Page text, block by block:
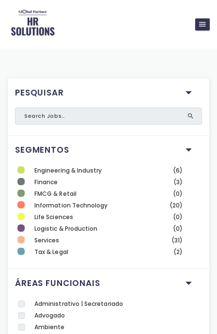
PESQUISAR
SEGMENTOS
Engineering & Industry
(6)
Finance
(3)
FMCG & Retail
(0)
Information Technology
(20)
Life Sciences
(0)
Logistic & Production
(0)
Services
(31)
Tax & Legal
(2)
ÁREAS FUNCIONAIS
Administrativo | Secretariado
Advogado
Ambiente